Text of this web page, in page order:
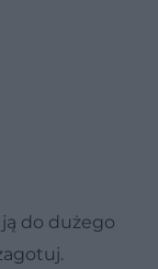
do dużego